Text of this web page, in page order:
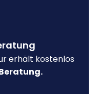
erhält kostenlos